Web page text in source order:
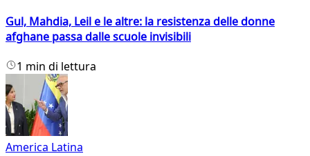
Gul, Mahdia, Leil e le altre: la resistenza delle donne
afghane passa dalle scuole invisibili
1 min di lettura
America Latina